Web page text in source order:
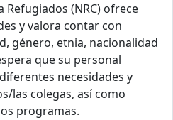
Refugiados (NRC) ofrece
y valora contar con
género, etnia, nacionalidad
que su personal
necesidades y
las colegas, así como
programas.